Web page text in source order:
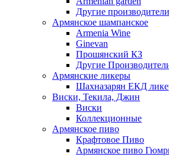
Другие
Армянское шампанское
Armenia Wine
Ginevan
Прошянский КЗ
Другие
Армянские ликеры
Шахназарян ЕКД
Виски, Текила, Джин
Виски
Коллекционные
Армянское пиво
Крафтовое Пиво
Армянское пиво